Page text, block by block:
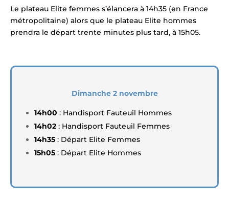
Le plateau Elite femmes s’élancera à 14h35 (en France
métropolitaine) alors que le plateau Elite hommes
prendra le départ trente minutes plus tard, à 15h05.
Dimanche 2 novembre
14h00 : Handisport Fauteuil Hommes
14h02 : Handisport Fauteuil Femmes
14h35 : Départ Elite Femmes
15h05 : Départ Elite Hommes